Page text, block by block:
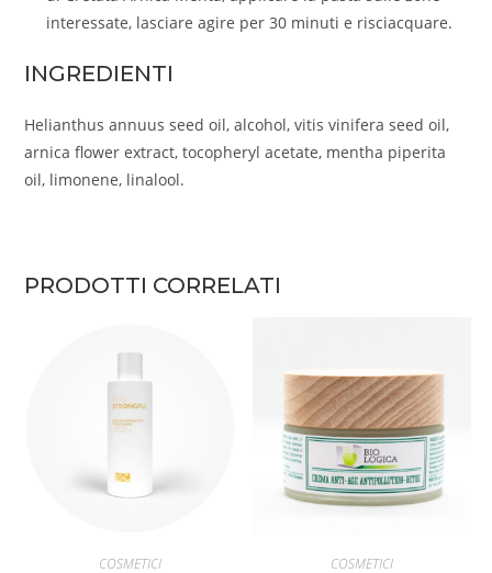
interessate, lasciare agire per 30 minuti e risciacquare.
INGREDIENTI
Helianthus annuus seed oil, alcohol, vitis vinifera seed oil,
arnica flower extract, tocopheryl acetate, mentha piperita
oil, limonene, linalool.
PRODOTTI CORRELATI
AGGIUNGI AL CARRELLO
COSMETICI AGGIUNGI AL CARRELLO
COSMETICI